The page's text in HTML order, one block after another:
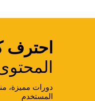
احترف
دورات مميزة،
المستخدم